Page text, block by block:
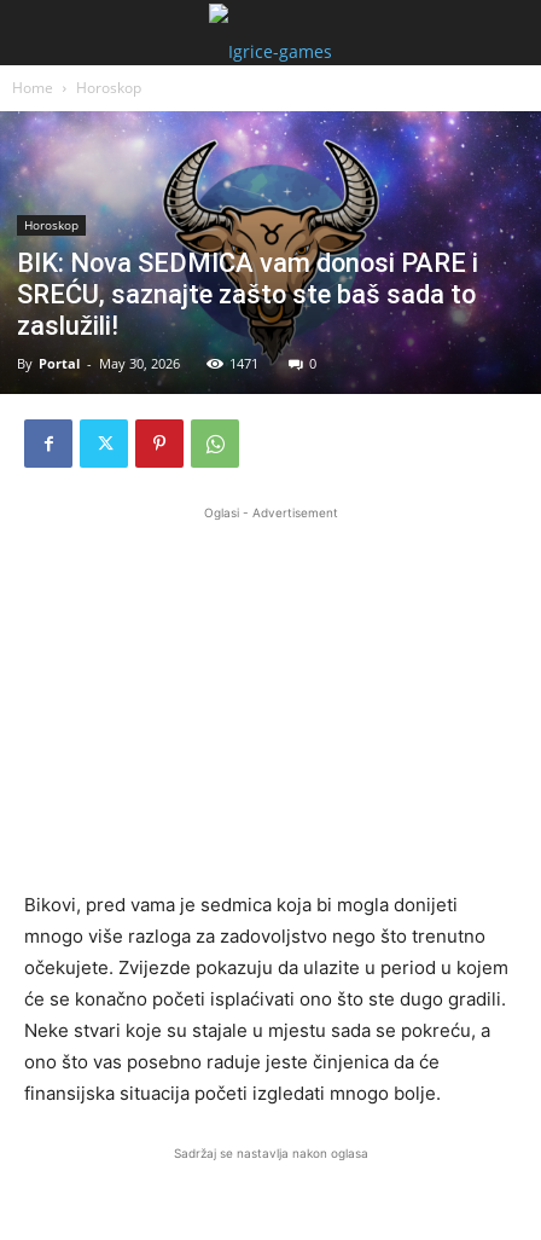
Home Horoskop
Horoskop
BIK: Nova SEDMICA vam donosi PARE i
SREĆU, saznajte zašto ste baš sada to
zaslužili!
By Portal - May 30, 2026 1471 0
Oglasi - Advertisement
Bikovi, pred vama je sedmica koja bi mogla donijeti
mnogo više razloga za zadovoljstvo nego što trenutno
očekujete. Zvijezde pokazuju da ulazite u period u kojem
će se konačno početi isplaćivati ono što ste dugo gradili.
Neke stvari koje su stajale u mjestu sada se pokreću, a
ono što vas posebno raduje jeste činjenica da će
finansijska situacija početi izgledati mnogo bolje.
Sadržaj se nastavlja nakon oglasa